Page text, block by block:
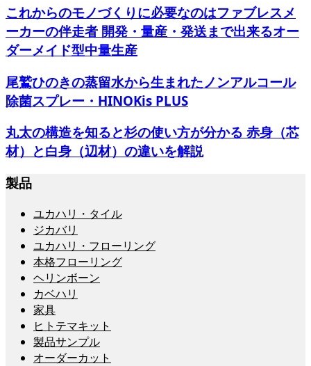
これからのモノづくりに必要なのはファブレスメ
ーカーの伴走者 開発・量産・発送まで出来るオー
ダーメイド型中量生産
尾鷲ひのきの蒸留水から生まれたノンアルコール
除菌スプレー・HINOKis PLUS
丸太の構造を知ると杉の使い方が分かる 赤身（芯
材）と白身（辺材）の違いを解説
製品
ユカハリ・タイル
ジカバリ
ユカハリ・フローリング
本格フローリング
ヘリンボーン
カベハリ
家具
ヒトテマキット
製品サンプル
オーダーカット